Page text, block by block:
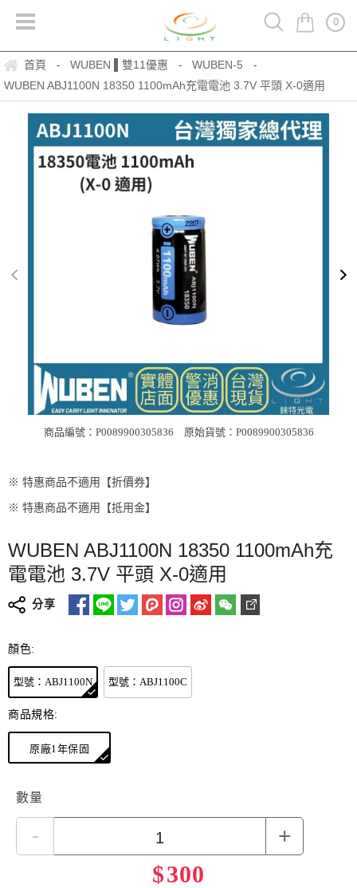
0
首頁 - WUBEN ▌雙11優惠 - WUBEN-5 -
WUBEN ABJ1100N 18350 1100mAh充電電池 3.7V 平頭 X-0適用
商品編號：P0089900305836 原始貨號：P0089900305836
※ 特惠商品不適用【折價券】
※ 特惠商品不適用【抵用金】
WUBEN ABJ1100N 18350 1100mAh充
電電池 3.7V 平頭 X-0適用
分享
顏色:
型號：ABJ1100N 型號：ABJ1100C
商品規格:
原廠1年保固
數量
- +
$300